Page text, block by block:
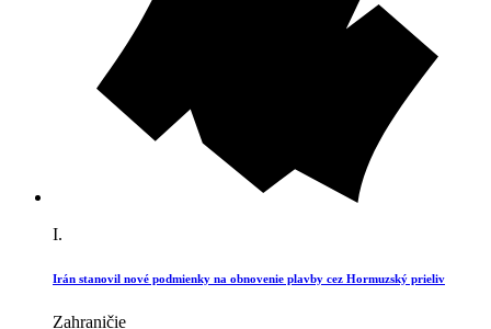
I.
Irán stanovil nové podmienky na obnovenie plavby cez Hormuzský prieliv
Zahraničie